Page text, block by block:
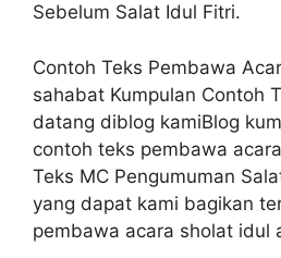
Sebelum Salat Idul Fitri.
Contoh Teks Pembawa
sahabat Kumpulan Contoh
datang diblog kamiBlog
contoh teks pembawa
Teks MC Pengumuman
yang dapat kami bagikan
pembawa acara sholat idul